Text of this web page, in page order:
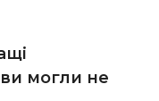
ви могли не